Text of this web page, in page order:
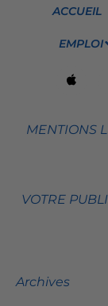
ACCUEIL
EMPLOI
MENTIONS
VOTRE
Archives